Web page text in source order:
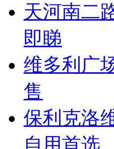
天河南二
即睇
维多利广
售
保利克洛
自用首选